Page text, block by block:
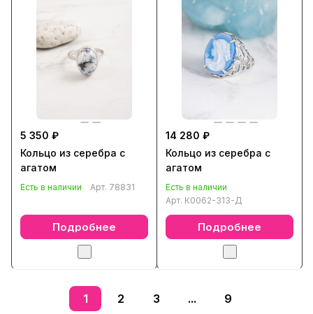
5 350 ₽
Кольцо из серебра с
агатом
Есть в наличии Арт. 78831
Подробнее
14 280 ₽
Кольцо из серебра с
агатом
Есть в наличии
Арт. К0062-313-Д
Подробнее
1 2 3 ... 9